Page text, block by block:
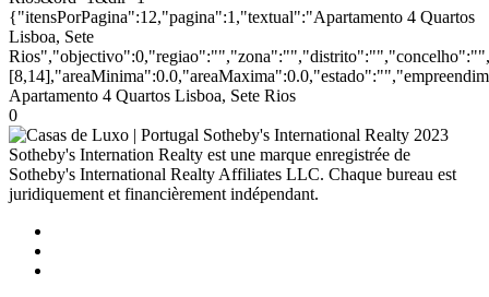
{"itensPorPagina":12,"pagina":1,"textual":"Apartamento 4 Quartos
Lisboa, Sete
Apartamento 4 Quartos Lisboa, Sete Rios
0
2023
Sotheby's Internation Realty est une marque enregistrée de
Sotheby's International Realty Affiliates LLC. Chaque bureau est
juridiquement et financièrement indépendant.